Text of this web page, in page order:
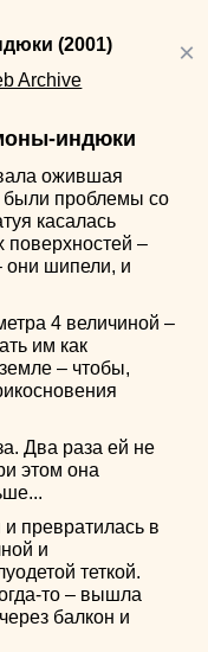
×
(2001)
Archive
индюки
ожившая
были проблемы со
касалась
–
они шипели, и
4 величиной –
им как
– чтобы,
Два раза ей не
этом она
и превратилась в
и
теткой.
то – вышла
балкон и